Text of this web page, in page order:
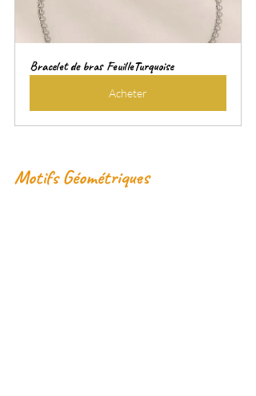
Bracelet de bras FeuilleTurquoise
Acheter
Motifs Géométriques